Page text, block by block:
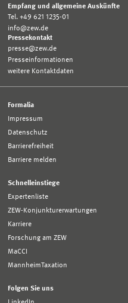
Empfang und allgemeine Auskünfte
Tel. +49 621 1235-01
info@zew.de
Pressekontakt
presse@zew.de
Presseinformationen
weitere Kontaktdaten
Formalia
Impressum
Datenschutz
Barrierefreiheit
Barriere melden
Schnelleinstiege
Expertenliste
ZEW-Konjunkturerwartungen
Karriere
Forschung am ZEW
MaCCI
MannheimTaxation
Folgen Sie uns